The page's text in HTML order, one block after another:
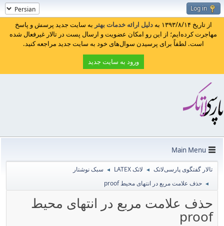
Log in
از تاریخ ۱۳۹۳/۸/۱۴ به دلیل ارائه خدمات بهتر به سایت جدید پرسش و پاسخ
مهاجرت کرده‌ایم؛ از این رو امکان عضویت و ارسال پست در تالار غیرفعال شده
است. لطفاً برای پرسیدن سوال‌های خود به سایت جدید مراجعه کنید.
ورود به سایت جدید
Main Menu
تالار گفتگوی پارسی‌لاتک ◄ لاتک LATEX ◄ سبک نوشتار
◄ حذف علامت مربع در انتهای محیط proof
حذف علامت مربع در انتهای محیط
proof